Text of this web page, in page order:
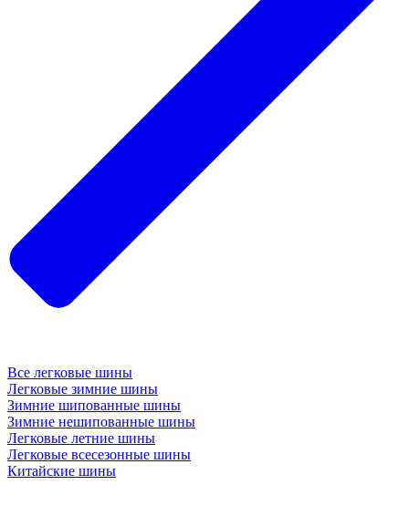
Все легковые шины
Легковые зимние шины
Зимние шипованные шины
Зимние нешипованные шины
Легковые летние шины
Легковые всесезонные шины
Китайские шины